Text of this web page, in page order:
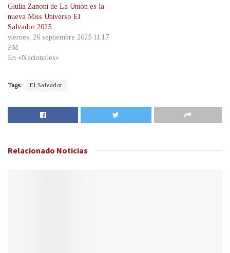
Giulia Zanoni de La Unión es la
nueva Miss Universo El
Salvador 2025
viernes, 26 septiembre 2025 11:17
PM
En «Nacionales»
Tags: El Salvador
Relacionado Noticias